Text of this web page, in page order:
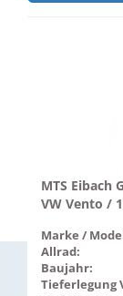
MTS Eibach
VW Vento /
Marke /
Allrad:
Baujahr:
Tieferlegung